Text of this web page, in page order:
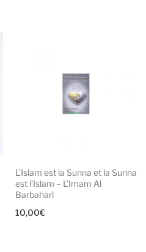
L’Islam est la Sunna et la Sunna
est l’Islam – L’Imam Al
Barbaharî
10,00€